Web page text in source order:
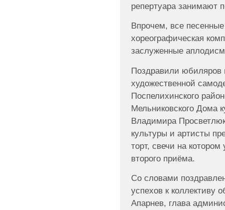
репертуара занимают
Впрочем, все
хореографическая
заслуженные
Поздравили юбиляров
художественной
Поспелихинского
Мельниковского Дома
Владимира
культуры и артисты
торт, свечи на
второго приёма.
Со словами
успехов к коллективу
Апарнев, глава